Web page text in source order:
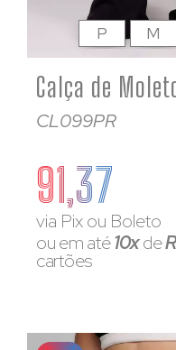
CL099PR
91,37
via Pix ou Boleto
ou em até10xde
cartões
P M